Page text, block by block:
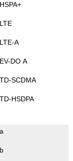
HSPA+
LTE
LTE-A
EV-DO A
TD-SCDMA
TD-HSDPA
a
b